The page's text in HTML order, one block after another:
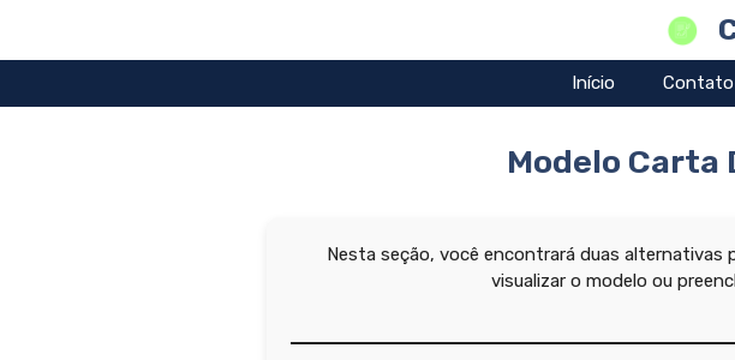
o
Início Contato
Modelo Carta
Nesta seção, você encontrará duas alternativas
visualizar o modelo ou